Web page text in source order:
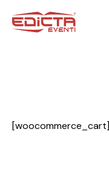
[woocommerce_cart]